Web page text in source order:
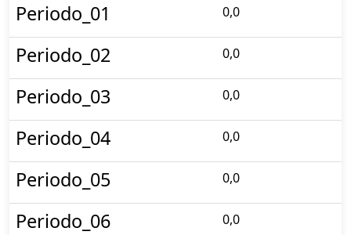
Periodo_01 0,0
Periodo_02 0,0
Periodo_03 0,0
Periodo_04 0,0
Periodo_05 0,0
Periodo_06 0,0